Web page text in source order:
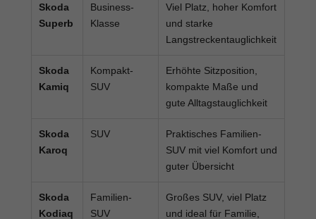
Skoda
Superb
Business-
Klasse
Viel Platz, hoher Komfort
und starke
Langstreckentauglichkeit
Skoda
Kamiq
Kompakt-
SUV
Erhöhte Sitzposition,
kompakte Maße und
gute Alltagstauglichkeit
Skoda
Karoq
SUV
Praktisches Familien-
SUV mit viel Komfort und
guter Übersicht
Skoda
Kodiaq
Familien-
SUV
Großes SUV, viel Platz
und ideal für Familie,